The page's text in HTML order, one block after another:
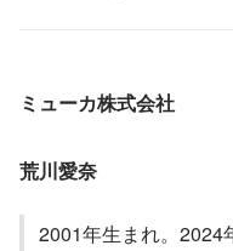
ミューカ株式会社
荒川愛奈
2001年生まれ。2024